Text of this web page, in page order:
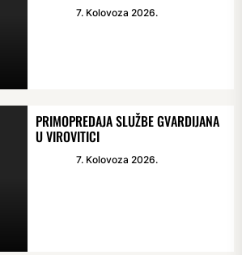
7. Kolovoza 2026.
PRIMOPREDAJA SLUŽBE GVARDIJANA
U VIROVITICI
7. Kolovoza 2026.